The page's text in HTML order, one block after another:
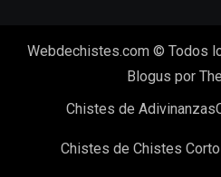
Webdechistes.com © Todos
Blogus por
Chistes de Adivinanzas
Chistes de Chistes